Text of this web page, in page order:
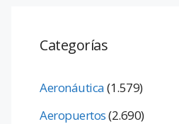
Categorías
Aeronáutica(1.579)
Aeropuertos(2.690)